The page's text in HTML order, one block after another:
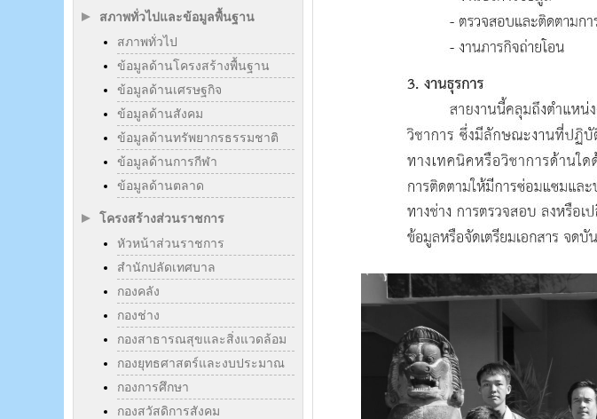
สภาพทั่วไปและข้อมูลพื้นฐาน
สภาพทั่วไป
ข้อมูลด้านโครงสร้างพื้นฐาน
ข้อมูลด้านเศรษฐกิจ
ข้อมูลด้านสังคม
ข้อมูลด้านทรัพยากรธรรมชาติ
ข้อมูลด้านการกีฬา
ข้อมูลด้านตลาด
โครงสร้างส่วนราชการ
หัวหน้าส่วนราชการ
สำนักปลัดเทศบาล
กองคลัง
กองช่าง
กองสาธารณสุขและสิ่งแวดล้อม
กองยุทธศาสตร์และงบประมาณ
กองการศึกษา
กองสวัสดิการสังคม